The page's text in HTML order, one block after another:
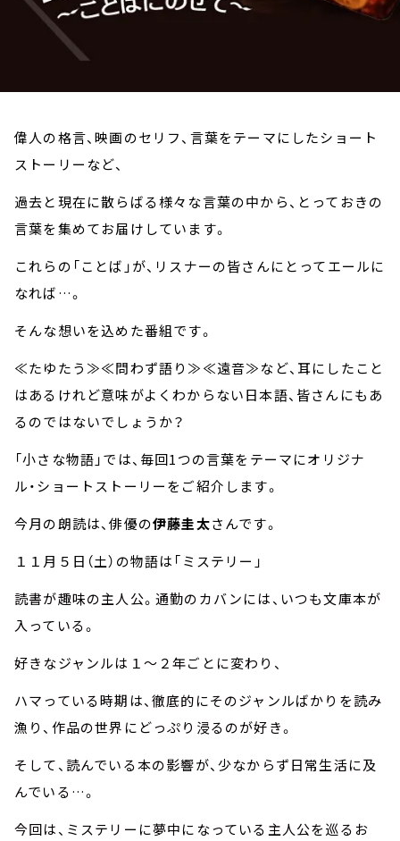
偉人の格言、映画のセリフ、言葉をテーマにしたショート
ストーリーなど、
過去と現在に散らばる様々な言葉の中から、とっておきの
言葉を集めてお届けしています。
これらの「ことば」が、リスナーの皆さんにとってエールに
なれば…。
そんな想いを込めた番組です。
≪たゆたう≫≪問わず語り≫≪遠音≫など、耳にしたこと
はあるけれど意味がよくわからない日本語、皆さんにもあ
るのではないでしょうか？
「小さな物語」では、毎回1つの言葉をテーマにオリジナ
ル・ショートストーリーをご紹介します。
今月の朗読は、俳優の伊藤圭太さんです。
１１月５日（土）の物語は「ミステリー」
読書が趣味の主人公。通勤のカバンには、いつも文庫本が
入っている。
好きなジャンルは１～２年ごとに変わり、
ハマっている時期は、徹底的にそのジャンルばかりを読み
漁り、作品の世界にどっぷり浸るのが好き。
そして、読んでいる本の影響が、少なからず日常生活に及
んでいる…。
今回は、ミステリーに夢中になっている主人公を巡るお